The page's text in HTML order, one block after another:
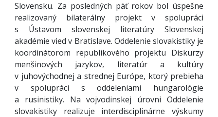
Slovensku. Za posledných päť rokov bol úspešne
realizovaný bilaterálny projekt v spolupráci
s Ústavom slovenskej literatúry Slovenskej
akadémie vied v Bratislave. Oddelenie slovakistiky je
koordinátorom republikového projektu Diskurzy
menšinových jazykov, literatúr a kultúry
v juhovýchodnej a strednej Európe, ktorý prebieha
v spolupráci s oddeleniami hungarológie
a rusinistiky. Na vojvodinskej úrovni Oddelenie
slovakistiky realizuje interdisciplinárne výskumy